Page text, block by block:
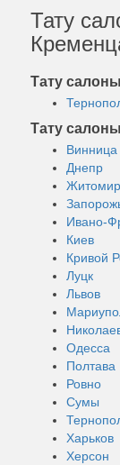
Тату
Тату
Тату
Винница
Днепр
Житомир
Ивано-
Киев
Кривой
Луцк
Львов
Одесса
Полтава
Ровно
Сумы
Харьков
Херсон